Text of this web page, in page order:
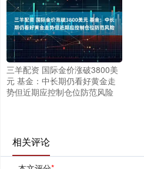
三羊配资 国际金价涨破3800美
元 基金：中长期仍看好黄金走
势但近期应控制仓位防范风险
相关评论